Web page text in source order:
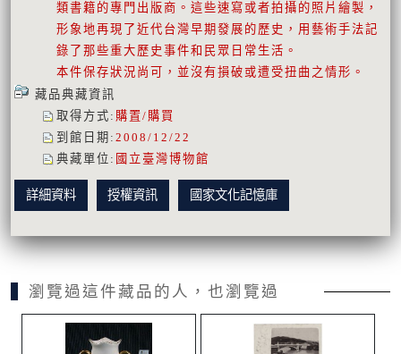
類書籍的專門出版商。這些速寫或者拍攝的照片繪製，
形象地再現了近代台灣早期發展的歷史，用藝術手法記
錄了那些重大歷史事件和民眾日常生活。
本件保存狀況尚可，並沒有損破或遭受扭曲之情形。
藏品典藏資訊
取得方式 : 購置/購買
到館日期 : 2008/12/22
典藏單位 : 國立臺灣博物館
詳細資料 授權資訊 國家文化記憶庫
瀏覽過這件藏品的人，也瀏覽過